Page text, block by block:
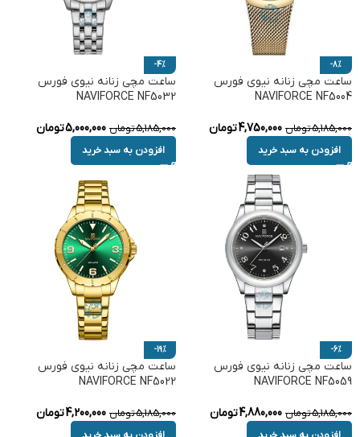
-8%
ساعت مچی زنانه نیوی فورس
NAVIFORCE NF5004
5,185,000تومان 4,750,000تومان
افزودن به سبد خرید
-4%
ساعت مچی زنانه نیوی فورس
NAVIFORCE NF5032
5,185,000تومان 5,000,000تومان
افزودن به سبد خرید
-6%
ساعت مچی زنانه نیوی فورس
NAVIFORCE NF5059
5,185,000تومان 4,880,000تومان
-19%
ساعت مچی زنانه نیوی فورس
NAVIFORCE NF5022
5,185,000تومان 4,200,000تومان